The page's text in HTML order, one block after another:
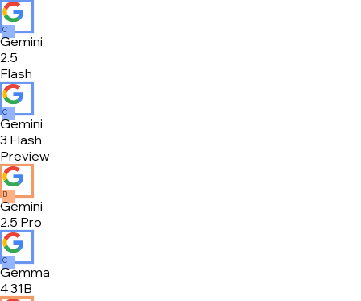
C
Gemini
2.5
Flash
C
Gemini
3 Flash
Preview
B
Gemini
2.5 Pro
C
Gemma
4 31B